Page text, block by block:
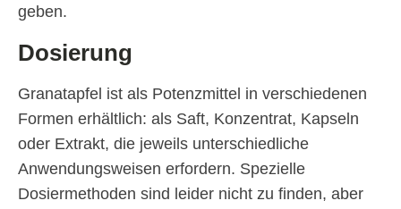
geben.
Dosierung
Granatapfel ist als Potenzmittel in verschiedenen
Formen erhältlich: als Saft, Konzentrat, Kapseln
oder Extrakt, die jeweils unterschiedliche
Anwendungsweisen erfordern. Spezielle
Dosiermethoden sind leider nicht zu finden, aber